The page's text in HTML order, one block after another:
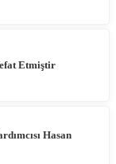
Etmiştir
Hasan